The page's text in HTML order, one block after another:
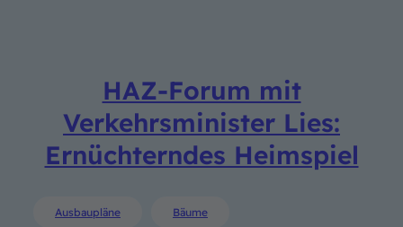
HAZ-Forum mit
Verkehrsminister Lies:
Ernüchterndes Heimspiel
Ausbaupläne Bäume